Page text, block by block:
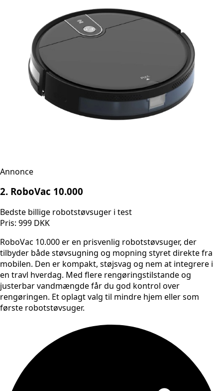
Annonce
2. RoboVac 10.000
Bedste billige robotstøvsuger i test
Pris: 999 DKK
RoboVac 10.000 er en prisvenlig robotstøvsuger, der
tilbyder både støvsugning og mopning styret direkte fra
mobilen. Den er kompakt, støjsvag og nem at integrere i
en travl hverdag. Med flere rengøringstilstande og
justerbar vandmængde får du god kontrol over
rengøringen. Et oplagt valg til mindre hjem eller som
første robotstøvsuger.